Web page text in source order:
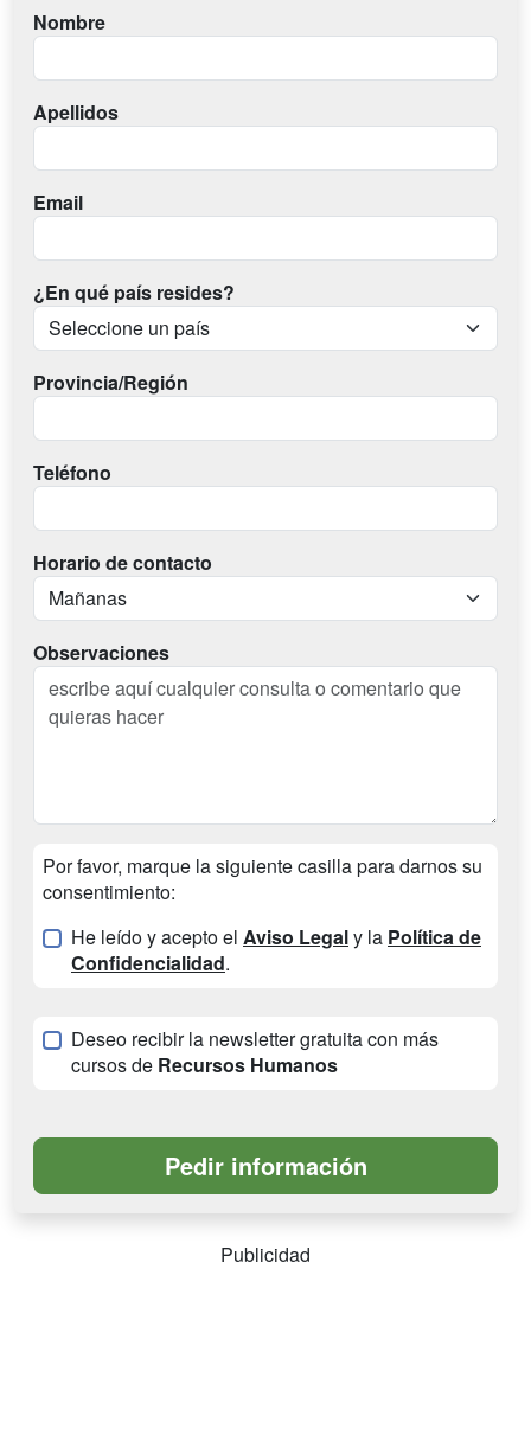
Nombre
Apellidos
Email
¿En qué país resides?
Provincia/Región
Teléfono
Horario de contacto
Observaciones
Por favor, marque la siguiente casilla para darnos su
consentimiento:
He leído y acepto el Aviso Legaly la Política de
Confidencialidad.
Deseo recibir la newsletter gratuita con más
cursos de Recursos Humanos
Publicidad